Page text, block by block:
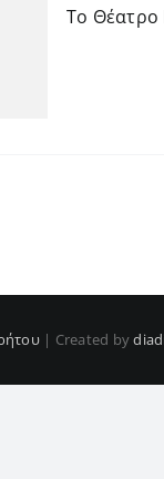
Το Θέατρο
| Created by